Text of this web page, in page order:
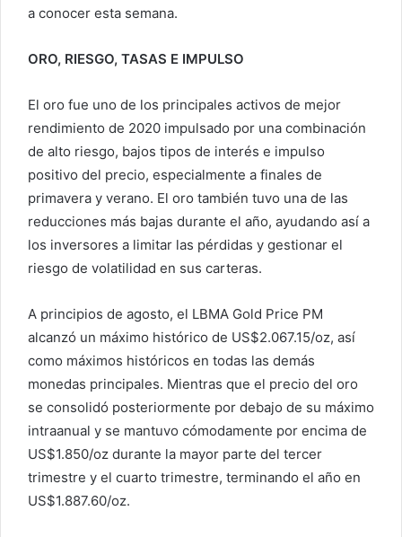
a conocer esta semana.
ORO, RIESGO, TASAS E IMPULSO
El oro fue uno de los principales activos de mejor
rendimiento de 2020 impulsado por una combinación
de alto riesgo, bajos tipos de interés e impulso
positivo del precio, especialmente a finales de
primavera y verano. El oro también tuvo una de las
reducciones más bajas durante el año, ayudando así a
los inversores a limitar las pérdidas y gestionar el
riesgo de volatilidad en sus carteras.
A principios de agosto, el LBMA Gold Price PM
alcanzó un máximo histórico de US$2.067.15/oz, así
como máximos históricos en todas las demás
monedas principales. Mientras que el precio del oro
se consolidó posteriormente por debajo de su máximo
intraanual y se mantuvo cómodamente por encima de
US$1.850/oz durante la mayor parte del tercer
trimestre y el cuarto trimestre, terminando el año en
US$1.887.60/oz.